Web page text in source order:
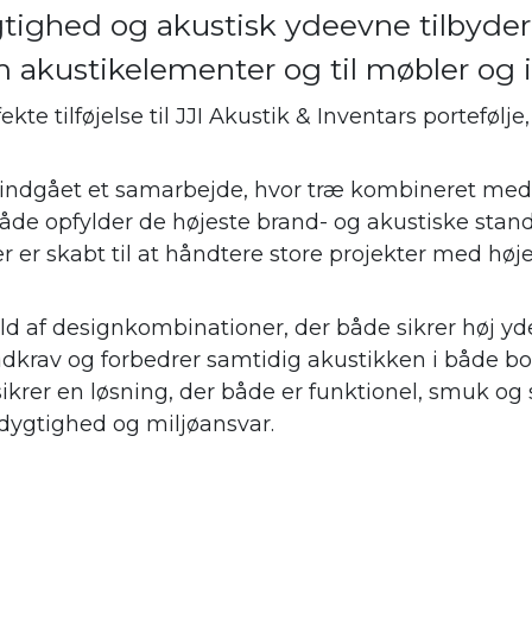
og akustisk ydeevne tilbyder
akustikelementer og til møbler og
tilføjelse til JJI Akustik & Inventars
et samarbejde, hvor træ kombineret
opfylder de højeste brand- og akustiske
er skabt til at håndtere store projekter med
af designkombinationer, der både sikrer høj
og forbedrer samtidig akustikken i både
en løsning, der både er funktionel, smuk og
og miljøansvar.